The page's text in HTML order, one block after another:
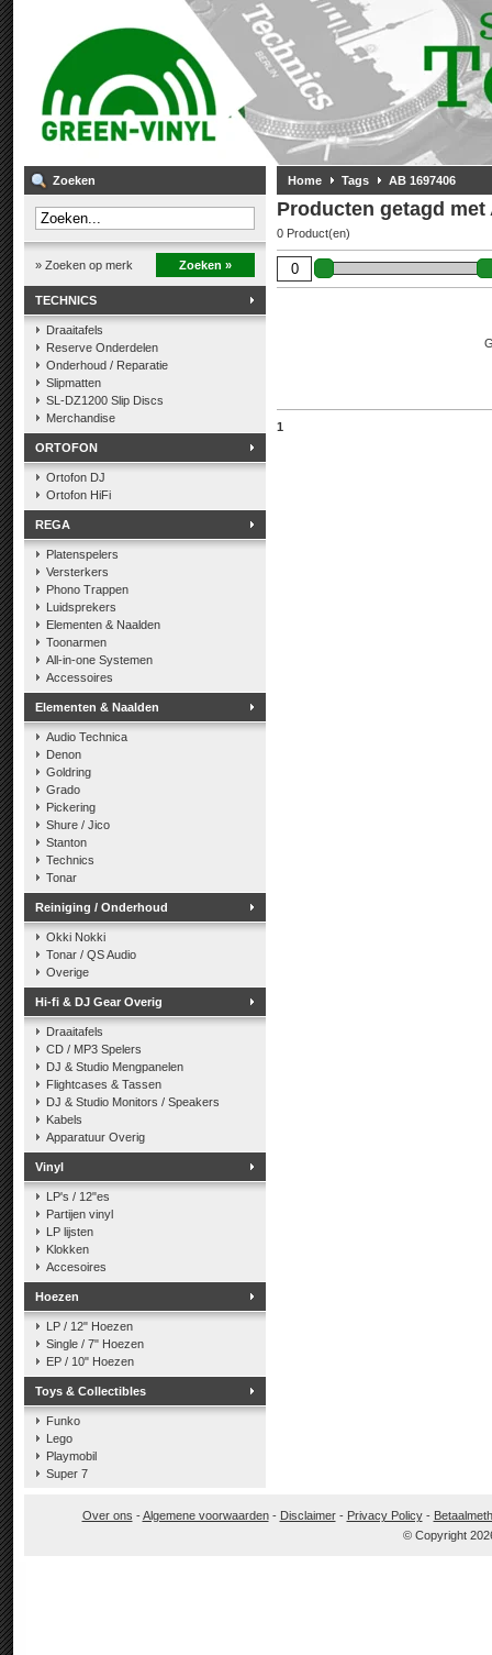
Zoeken
» Zoeken op merk Zoeken »
TECHNICS
Draaitafels
Reserve Onderdelen
Onderhoud / Reparatie
Slipmatten
SL-DZ1200 Slip Discs
Merchandise
ORTOFON
Ortofon DJ
Ortofon HiFi
REGA
Platenspelers
Versterkers
Phono Trappen
Luidsprekers
Elementen & Naalden
Toonarmen
All-in-one Systemen
Accessoires
Elementen & Naalden
Audio Technica
Denon
Goldring
Grado
Pickering
Shure / Jico
Stanton
Technics
Tonar
Reiniging / Onderhoud
Okki Nokki
Tonar / QS Audio
Overige
Hi-fi & DJ Gear Overig
Draaitafels
CD / MP3 Spelers
DJ & Studio Mengpanelen
Flightcases & Tassen
DJ & Studio Monitors / Speakers
Kabels
Apparatuur Overig
Vinyl
LP's / 12"es
Partijen vinyl
LP lijsten
Klokken
Accesoires
Hoezen
LP / 12" Hoezen
Single / 7" Hoezen
EP / 10" Hoezen
Toys & Collectibles
Funko
Lego
Playmobil
Super 7
Home Tags AB 1697406
Producten getagd met
0 Product(en)
1
Over ons -Algemene voorwaarden- Disclaimer- Privacy Policy-
© Copyright